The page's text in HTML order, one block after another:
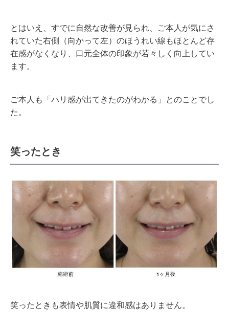
とはいえ、すでに自然な改善が見られ、ご本人が気にさ
れていた右側（向かって左）のほうれい線もほとんど存
在感がなくなり、口元全体の印象が若々しく向上してい
ます。
ご本人も「ハリ感が出てきたのがわかる」とのことでし
た。
笑ったとき
笑ったときも表情や肌質に違和感はありません。